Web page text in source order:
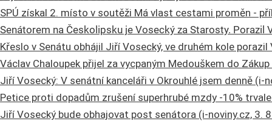
SPÚ získal 2. místo v soutěži Má vlast cestami proměn -
Senátorem na Českolipsku je Vosecký za Starosty. Porazil
Křeslo v Senátu obhájil Jiří Vosecký, ve druhém kole
Václav Chaloupek přijel za vycpaným Medouškem do
Jiří Vosecký: V senátní kanceláři v Okrouhlé jsem denně (i-
Petice proti dopadům zrušení superhrubé mzdy -10%
Jiří Vosecký bude obhajovat post senátora (i-noviny.cz, 3.